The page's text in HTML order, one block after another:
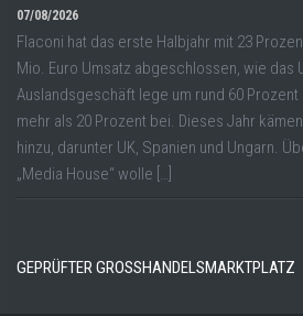
07/08/2026
Flaconi hat das erste Halbjahr mit 23
Mio. Euro Umsatz abgeschlossen, wie das
Auslandsgeschäft lege um rund 60
mehr als 20 Prozent bei. Dieses Jahr
hinzu, darunter UK, Spanien und Ungarn.
„Media House“ wolle […]
GEPRÜFTER GROSSHANDELSMARKTPLATZ